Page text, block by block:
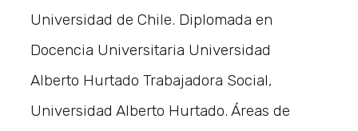
Universidad de Chile. Diplomada en
Docencia Universitaria Universidad
Alberto Hurtado Trabajadora Social,
Universidad Alberto Hurtado. Áreas de